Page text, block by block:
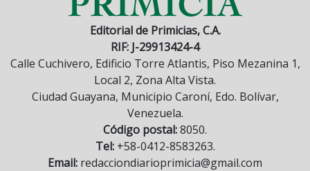
Editorial de Primicias, C.A.
RIF: J-29913424-4
Calle Cuchivero, Edificio Torre Atlantis, Piso Mezanina 1,
Local 2, Zona Alta Vista.
Ciudad Guayana, Municipio Caroní, Edo. Bolívar,
Venezuela.
Código postal:8050.
Tel:+58-0412-8583263.
Email: redacciondiarioprimicia@gmail.com